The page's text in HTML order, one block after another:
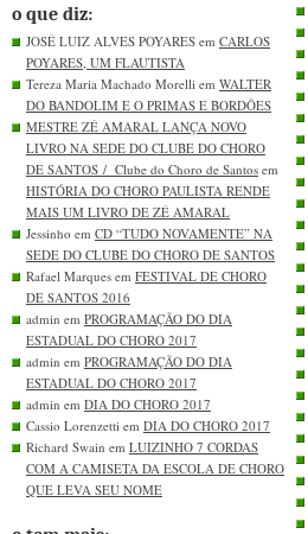
o que diz:
JOSÉ LUIZ ALVES POYARES em CARLOS
POYARES, UM FLAUTISTA
Tereza Maria Machado Morelli em WALTER
DO BANDOLIM E O PRIMAS E BORDÕES
MESTRE ZÉ AMARAL LANÇA NOVO
LIVRO NA SEDE DO CLUBE DO CHORO
DE SANTOS / Clube do Choro de Santos em
HISTÓRIA DO CHORO PAULISTA RENDE
MAIS UM LIVRO DE ZÉ AMARAL
Jessinho em CD “TUDO NOVAMENTE” NA
SEDE DO CLUBE DO CHORO DE SANTOS
Rafael Marques em FESTIVAL DE CHORO
DE SANTOS 2016
admin em PROGRAMAÇÃO DO DIA
ESTADUAL DO CHORO 2017
admin em PROGRAMAÇÃO DO DIA
ESTADUAL DO CHORO 2017
admin em DIA DO CHORO 2017
Cassio Lorenzetti em DIA DO CHORO 2017
Richard Swain em LUIZINHO 7 CORDAS
COM A CAMISETA DA ESCOLA DE CHORO
QUE LEVA SEU NOME